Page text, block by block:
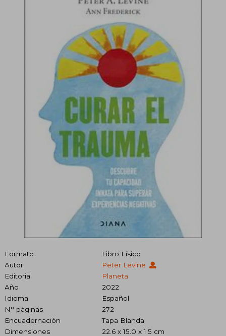
Formato
Libro Físico
Autor
Peter Levine
Editorial
Planeta
Año
2022
Idioma
Español
N° páginas
272
Encuadernación
Tapa Blanda
Dimensiones
22.6 x 15.0 x 1.5 cm